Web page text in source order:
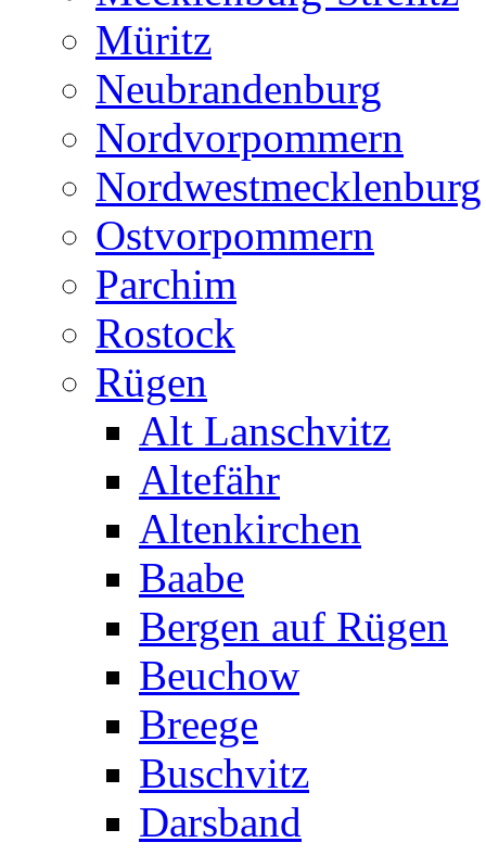
Müritz
Neubrandenburg
Nordvorpommern
Nordwestmecklenburg
Ostvorpommern
Parchim
Rostock
Rügen
Alt Lanschvitz
Altefähr
Altenkirchen
Baabe
Bergen auf Rügen
Beuchow
Breege
Buschvitz
Darsband